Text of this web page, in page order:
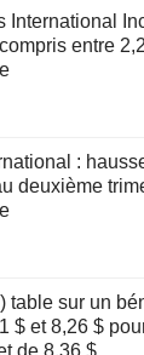
International
entre
:
deuxième
table sur un
$ et 8,26 $